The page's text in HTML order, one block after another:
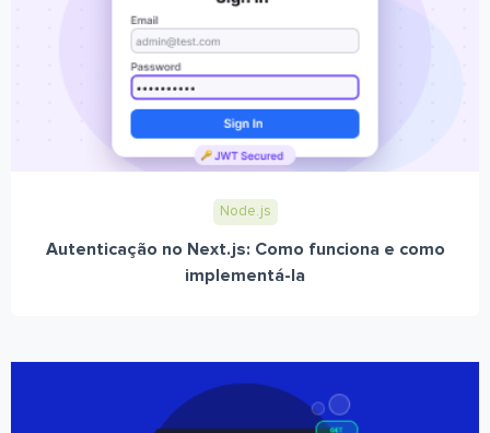
Node.js
Autenticação no Next.js: Como funciona e como
implementá-la